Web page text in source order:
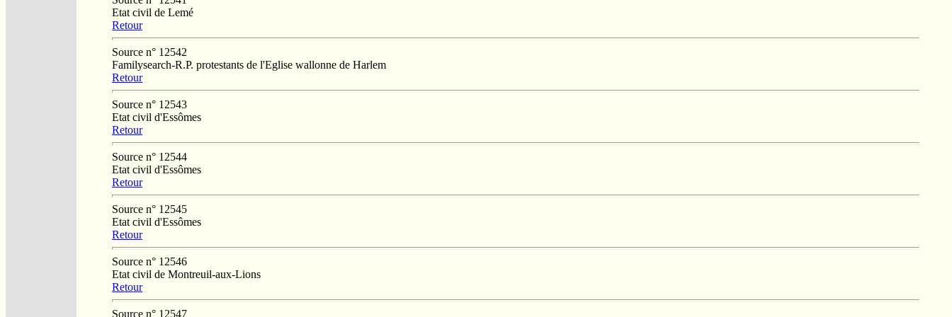
Etat civil de Lemé
Retour
Source n° 12542
Familysearch-R.P. protestants de l'Eglise wallonne de Harlem
Retour
Source n° 12543
Etat civil d'Essômes
Retour
Source n° 12544
Etat civil d'Essômes
Retour
Source n° 12545
Etat civil d'Essômes
Retour
Source n° 12546
Etat civil de Montreuil-aux-Lions
Retour
Source n° 12547